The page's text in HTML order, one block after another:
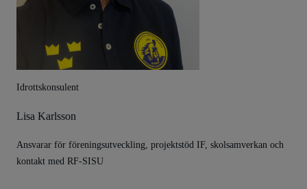
Idrottskonsulent
Lisa Karlsson
Ansvarar för föreningsutveckling, projektstöd IF, skolsamverkan och
kontakt med RF-SISU